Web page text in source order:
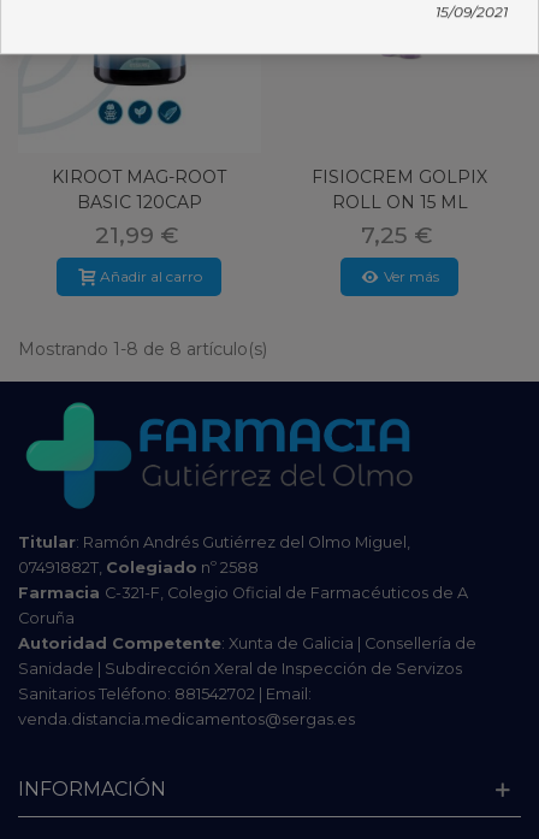
KIROOT MAG-ROOT
BASIC 120CAP
21,99 €
Añadir al carro
FISIOCREM GOLPIX
ROLL ON 15 ML
7,25 €
Ver más
Mostrando 1-8 de 8 artículo(s)
Titular: Ramón Andrés Gutiérrez del Olmo Miguel,
07491882T, Colegiado nº 2588
Farmacia C-321-F, Colegio Oficial de Farmacéuticos de A
Coruña
Autoridad Competente: Xunta de Galicia | Consellería de
Sanidade | Subdirección Xeral de Inspección de Servizos
Sanitarios Teléfono: 881542702 | Email:
venda.distancia.medicamentos@sergas.es
INFORMACIÓN
15/09/2021